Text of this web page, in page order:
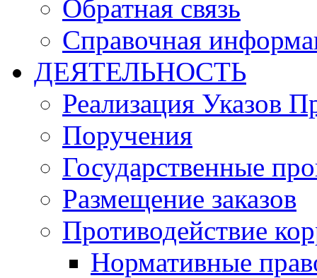
Обратная связь
Справочная
ДЕЯТЕЛЬНОСТЬ
Реализация Указов
Поручения
Государственные
Размещение заказов
Противодействие
Нормативные